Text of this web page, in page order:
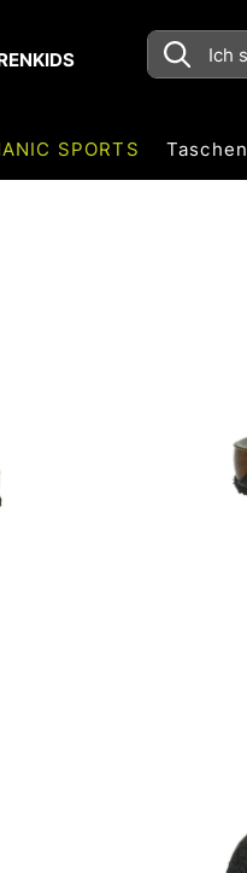
KIDS
SPORTS Taschen